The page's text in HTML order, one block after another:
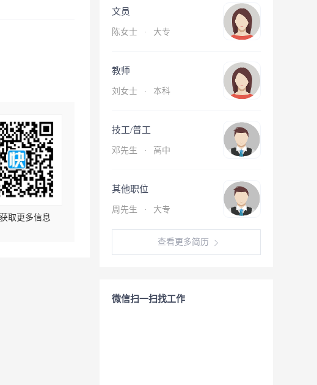
取更多信息
文员
陈女士 · 大专
教师
刘女士 · 本科
技工/普工
邓先生 · 高中
其他职位
周先生 · 大专
查看更多简历
微信扫一扫找工作